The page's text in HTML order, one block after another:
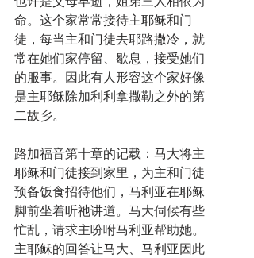
命。这个家常常接待主耶稣和门
徒，每当主和门徒去耶路撒冷，就
常在她们家停留、歇息，接受她们
的服事。因此有人形容这个家好像
是主耶稣除加利利拿撒勒之外的第
二故乡。
路加福音第十章的记载：马大将主
耶稣和门徒接到家里，为主和门徒
预备饭食招待他们，马利亚在耶稣
脚前坐着听祂讲道。马大伺候有些
忙乱，请求主吩咐马利亚帮助她。
主耶稣的回答让马大、马利亚因此